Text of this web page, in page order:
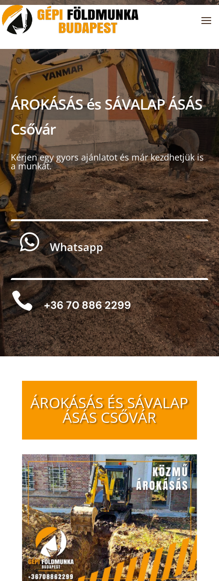
ÁROKÁSÁS és SÁVALAP ÁSÁS
Csővár
Kérjen egy gyors ajánlatot és már kezdhetjük is
a munkát.
 Whatsapp
 +36 70 886 2299
ÁROKÁSÁS ÉS SÁVALAP
ÁSÁS CSŐVÁR